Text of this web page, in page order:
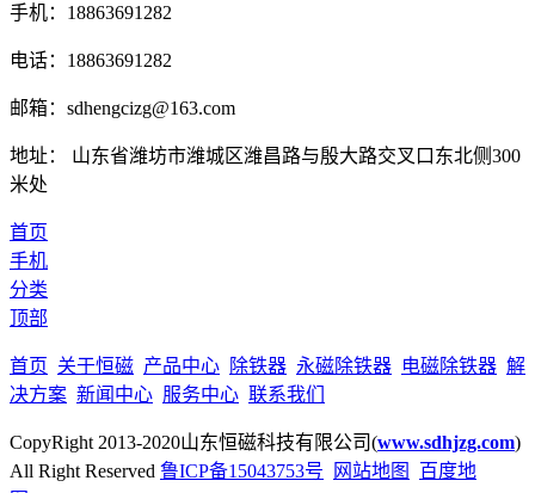
手机：18863691282
电话：18863691282
邮箱：sdhengcizg@163.com
地址： 山东省潍坊市潍城区潍昌路与殷大路交叉口东北侧300
米处
首页
手机
分类
顶部
首页 关于恒磁 产品中心 除铁器 永磁除铁器 电磁除铁器 解
决方案 新闻中心 服务中心 联系我们
CopyRight 2013-2020山东恒磁科技有限公司(www.sdhjzg.com)
All Right Reserved 鲁ICP备15043753号 网站地图
百度地